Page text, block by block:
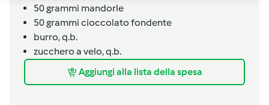
50grammi mandorle
50grammi cioccolato fondente
burro,q.b.
zucchero a velo,q.b.
Aggiungi alla lista della spesa